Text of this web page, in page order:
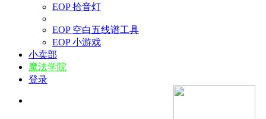
EOP 拾音灯
EOP 空白五线谱工具
EOP 小游戏
小卖部
魔法学院
登录